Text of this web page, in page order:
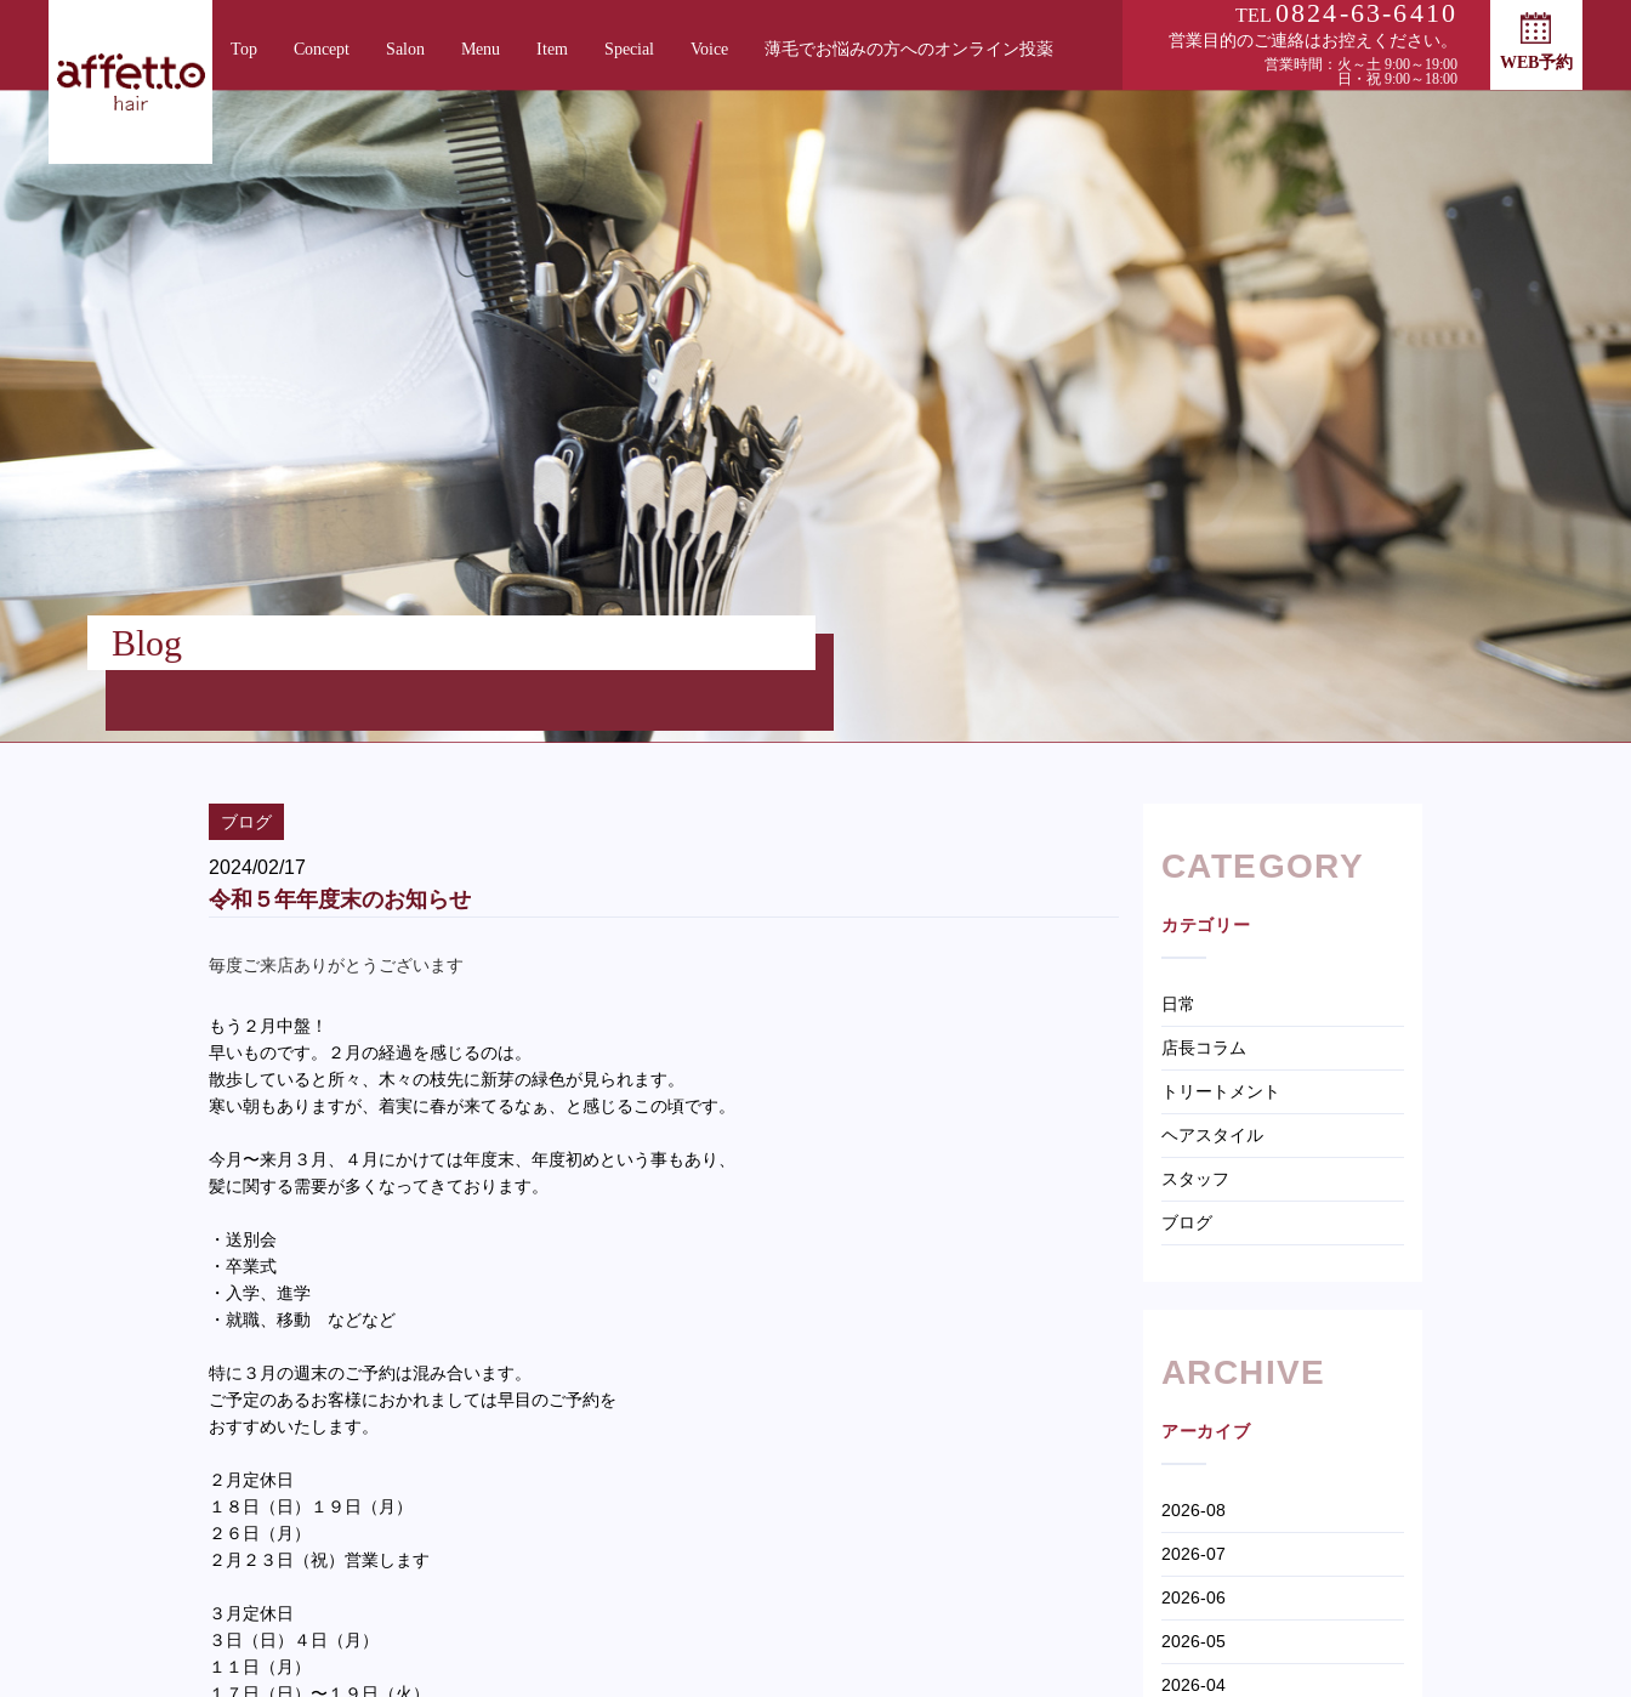
Top Concept Salon Menu Item Special Voice 薄毛でお悩みの方へのオンライン投薬
TEL 0824-63-6410
営業目的のご連絡はお控えください。
営業時間：火～土 9:00～19:00
日・祝 9:00～18:00
WEB予約
Blog
ブログ
2024/02/17
令和５年年度末のお知らせ
毎度ご来店ありがとうございます
もう２月中盤！
早いものです。２月の経過を感じるのは。
散歩していると所々、木々の枝先に新芽の緑色が見られます。
寒い朝もありますが、着実に春が来てるなぁ、と感じるこの頃です。
今月〜来月３月、４月にかけては年度末、年度初めという事もあり、
髪に関する需要が多くなってきております。
・送別会
・卒業式
・入学、進学
・就職、移動 などなど
特に３月の週末のご予約は混み合います。
ご予定のあるお客様におかれましては早目のご予約を
おすすめいたします。
２月定休日
１８日（日）１９日（月）
２６日（月）
２月２３日（祝）営業します
３月定休日
３日（日）４日（月）
１１日（月）
CATEGORY
カテゴリー
日常
店長コラム
トリートメント
ヘアスタイル
スタッフ
ブログ
ARCHIVE
アーカイブ
2026-08
2026-07
2026-06
2026-05
2026-04